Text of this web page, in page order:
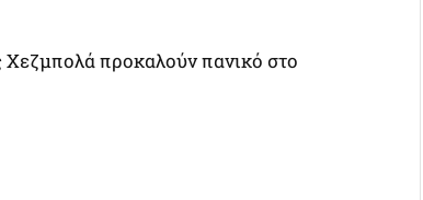
Χεζμπολά προκαλούν πανικό στο